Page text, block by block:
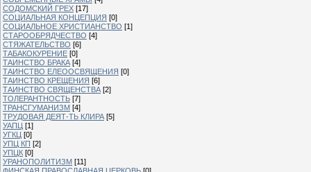
СОДОМСКИЙ ГРЕХ [17]
СОЦИАЛЬНАЯ КОНЦЕПЦИЯ [0]
СОЦИАЛЬНОЕ ХРИСТИАНСТВО [1]
СТАРООБРЯДЧЕСТВО [4]
СТЯЖАТЕЛЬСТВО [6]
ТАБАКОКУРЕНИЕ [0]
ТАИНСТВО БРАКА [4]
ТАИНСТВО ЕЛЕООСВЯЩЕНИЯ [0]
ТАИНСТВО КРЕЩЕНИЯ [6]
ТАИНСТВО СВЯЩЕНСТВА [2]
ТОЛЕРАНТНОСТЬ [7]
ТРАНСГУМАНИЗМ [4]
ТРУДОВАЯ ДЕЯТ-ТЬ КЛИРА [5]
УАПЦ [1]
УГКЦ [0]
УПЦ КП [2]
УПЦК [0]
УРАНОПОЛИТИЗМ [11]